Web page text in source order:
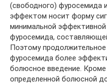
(свободного) фуросемида
эффектом носит форму
минимальной
фуросемида,
Поэтому
фуросемида более
болюсное введение.
определенной болюсной